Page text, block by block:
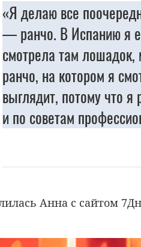
«Я делаю все
— ранчо. В Испанию я
смотрела там
ранчо, на котором я
выглядит, потому что я
и по советам
Анна с сайтом